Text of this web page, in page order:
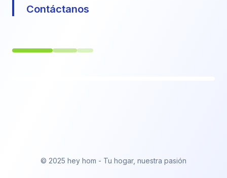
Contáctanos
© 2025 hey hom - Tu hogar, nuestra pasión